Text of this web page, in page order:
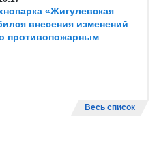
«Жигулевская
внесения изменений
противопожарным
Весь список